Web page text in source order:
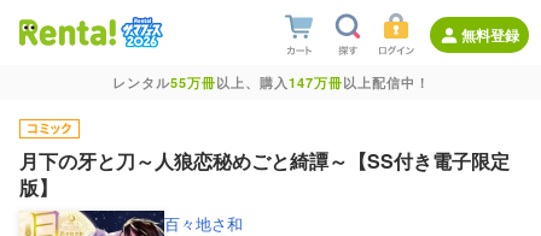
無料登録
レンタル55万冊以上、購入147万冊以上配信中！
月下の牙と刀～人狼恋秘めごと綺譚～【SS付き電子限定
版】
百々地さ和